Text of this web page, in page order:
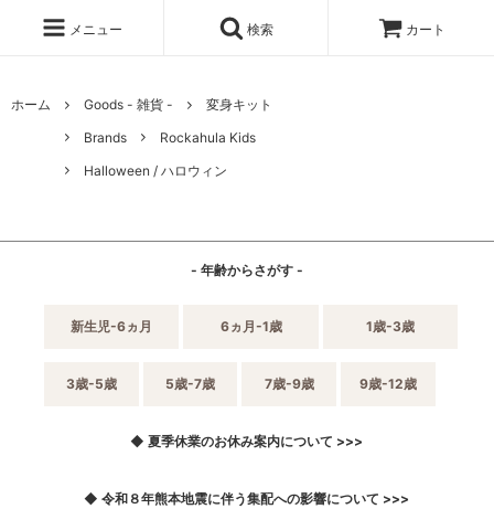
メニュー 検索 カート
ホーム Goods - 雑貨 -
変身キット
Brands
Rockahula Kids
Halloween / ハロウィン
- 年齢からさがす -
新生児-6ヵ月 6ヵ月-1歳 1歳-3歳
3歳-5歳 5歳-7歳 7歳-9歳 9歳-12歳
◆ 夏季休業のお休み案内について >>>
◆ 令和８年熊本地震に伴う集配への影響について >>>